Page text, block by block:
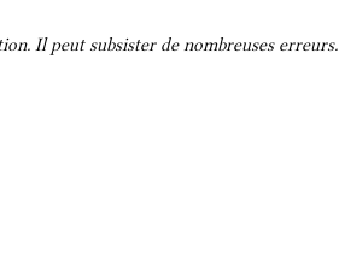
Il peut subsister de nombreuses erreurs.